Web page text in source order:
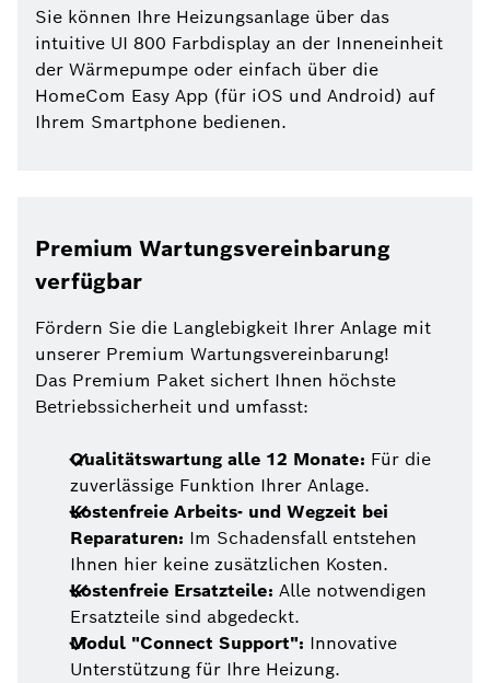
Sie können Ihre Heizungsanlage über das
intuitive UI 800 Farbdisplay an der Inneneinheit
der Wärmepumpe oder einfach über die
HomeCom Easy App (für iOS und Android) auf
Ihrem Smartphone bedienen.
Premium Wartungsvereinbarung
verfügbar
Fördern Sie die Langlebigkeit Ihrer Anlage mit
unserer Premium Wartungsvereinbarung!
Das Premium Paket sichert Ihnen höchste
Betriebssicherheit und umfasst:
Qualitätswartung alle 12 Monate: Für die
zuverlässige Funktion Ihrer Anlage.
Kostenfreie Arbeits- und Wegzeit bei
Reparaturen: Im Schadensfall entstehen
Ihnen hier keine zusätzlichen Kosten.
Kostenfreie Ersatzteile: Alle notwendigen
Ersatzteile sind abgedeckt.
Modul "Connect Support": Innovative
Unterstützung für Ihre Heizung.